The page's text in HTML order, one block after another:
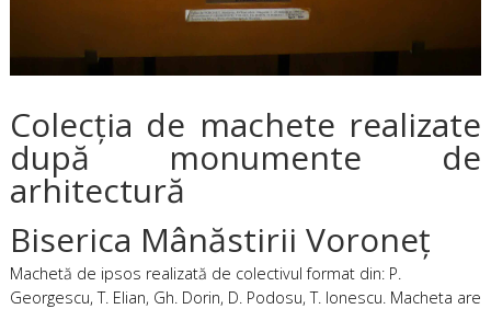
Colecţia de machete realizate
după monumente de
arhitectură
Biserica Mânăstirii Voroneţ
Machetă de ipsos realizată de colectivul format din: P.
Georgescu, T. Elian, Gh. Dorin, D. Podosu, T. Ionescu. Macheta are